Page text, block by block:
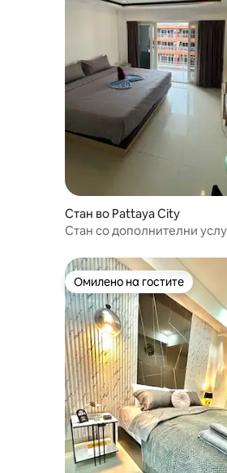
Стан во Pattaya City
Стан со дополнителни
Омилено на гостите
Омилено на гостите